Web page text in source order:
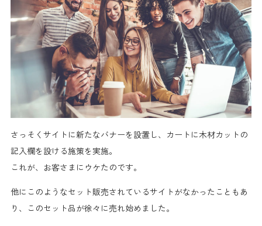
さっそくサイトに新たなバナーを設置し、カートに木材カットの
記入欄を設ける施策を実施。
これが、 お客さまにウケたのです。
他にこのようなセット販売されているサイトがなかった こともあ
り、このセット品が徐々に売れ始めました。